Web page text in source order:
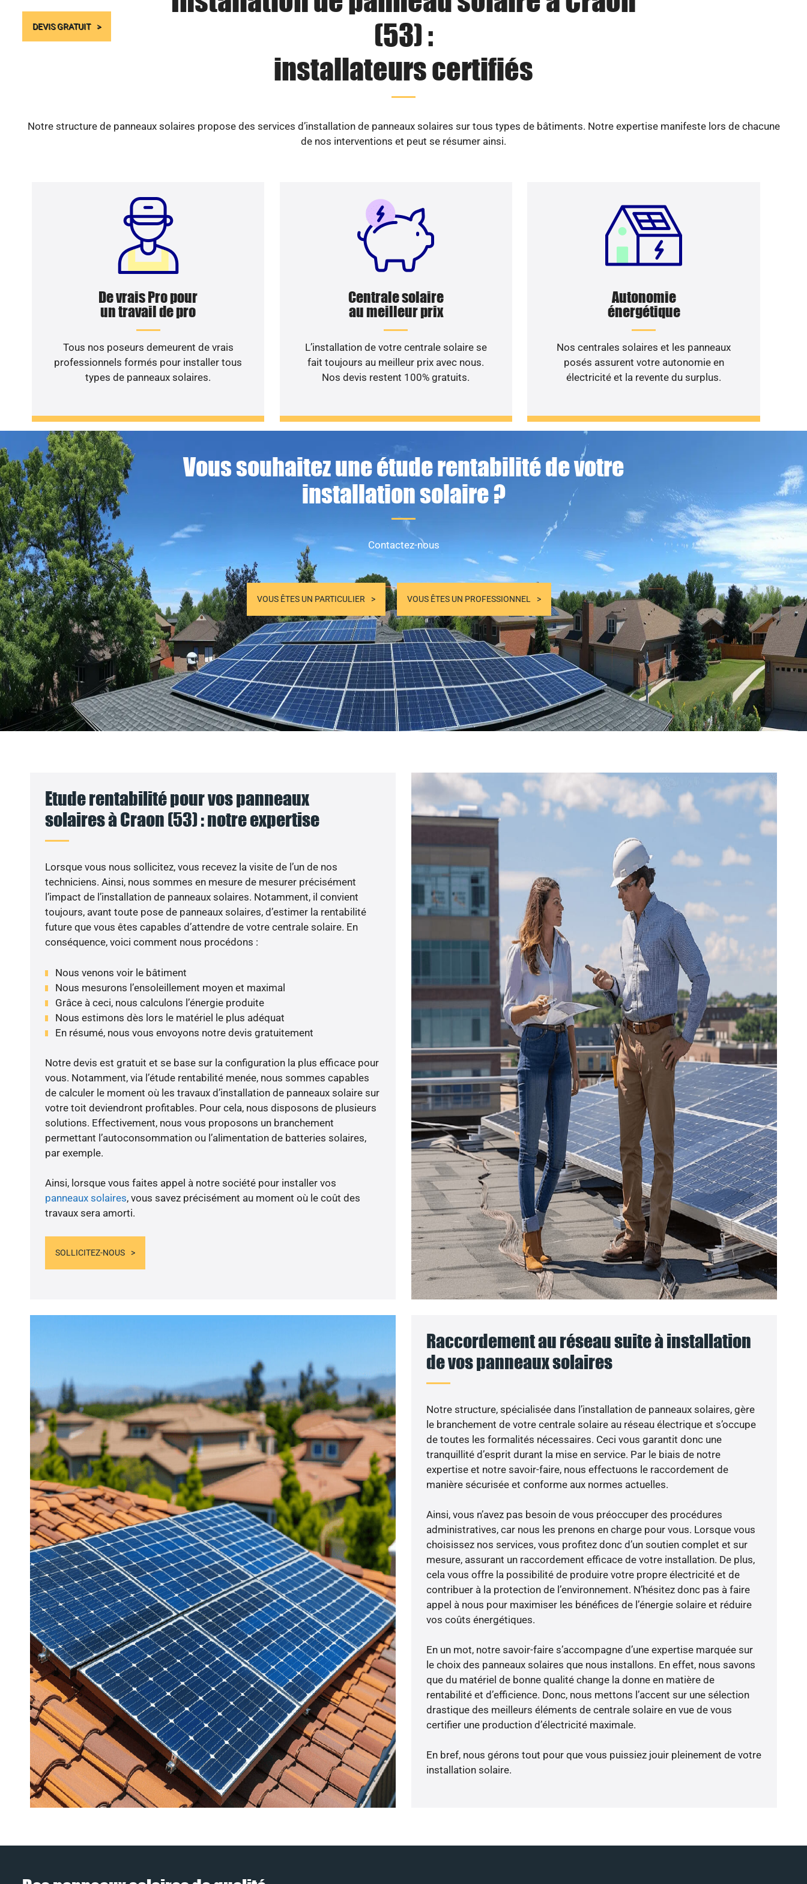
DEVIS GRATUIT
(53) :
installateurs certifiés
Notre structure de panneaux solaires propose des services d’installation de panneaux solaires sur tous types de bâtiments. Notre expertise manifeste lors de chacune
de nos interventions et peut se résumer ainsi.
De vrais Pro pour
un travail de pro
Tous nos poseurs demeurent de vrais
professionnels formés pour installer tous
types de panneaux solaires.
Centrale solaire
au meilleur prix
L’installation de votre centrale solaire se
fait toujours au meilleur prix avec nous.
Nos devis restent 100% gratuits.
Autonomie
énergétique
Nos centrales solaires et les panneaux
posés assurent votre autonomie en
électricité et la revente du surplus.
Vous souhaitez une étude rentabilité de votre
installation solaire ?
Contactez-nous
VOUS ÊTES UN PARTICULIER VOUS ÊTES UN PROFESSIONNEL
Etude rentabilité pour vos panneaux
solaires à Craon (53) : notre expertise
Lorsque vous nous sollicitez, vous recevez la visite de l’un de nos
techniciens. Ainsi, nous sommes en mesure de mesurer précisément
l’impact de l’installation de panneaux solaires. Notamment, il convient
toujours, avant toute pose de panneaux solaires, d’estimer la rentabilité
future que vous êtes capables d’attendre de votre centrale solaire. En
conséquence, voici comment nous procédons :
Nous venons voir le bâtiment
Nous mesurons l’ensoleillement moyen et maximal
Grâce à ceci, nous calculons l’énergie produite
Nous estimons dès lors le matériel le plus adéquat
En résumé, nous vous envoyons notre devis gratuitement
Notre devis est gratuit et se base sur la configuration la plus efficace pour
vous. Notamment, via l’étude rentabilité menée, nous sommes capables
de calculer le moment où les travaux d’installation de panneaux solaire sur
votre toit deviendront profitables. Pour cela, nous disposons de plusieurs
solutions. Effectivement, nous vous proposons un branchement
permettant l’autoconsommation ou l’alimentation de batteries solaires,
par exemple.
Ainsi, lorsque vous faites appel à notre société pour installer vos
panneaux solaires, vous savez précisément au moment où le coût des
travaux sera amorti.
SOLLICITEZ-NOUS
Raccordement au réseau suite à installation
de vos panneaux solaires
Notre structure, spécialisée dans l’installation de panneaux solaires, gère
le branchement de votre centrale solaire au réseau électrique et s’occupe
de toutes les formalités nécessaires. Ceci vous garantit donc une
tranquillité d’esprit durant la mise en service. Par le biais de notre
expertise et notre savoir-faire, nous effectuons le raccordement de
manière sécurisée et conforme aux normes actuelles.
Ainsi, vous n’avez pas besoin de vous préoccuper des procédures
administratives, car nous les prenons en charge pour vous. Lorsque vous
choisissez nos services, vous profitez donc d’un soutien complet et sur
mesure, assurant un raccordement efficace de votre installation. De plus,
cela vous offre la possibilité de produire votre propre électricité et de
contribuer à la protection de l’environnement. N’hésitez donc pas à faire
appel à nous pour maximiser les bénéfices de l’énergie solaire et réduire
vos coûts énergétiques.
En un mot, notre savoir-faire s’accompagne d’une expertise marquée sur
le choix des panneaux solaires que nous installons. En effet, nous savons
que du matériel de bonne qualité change la donne en matière de
rentabilité et d’efficience. Donc, nous mettons l’accent sur une sélection
drastique des meilleurs éléments de centrale solaire en vue de vous
certifier une production d’électricité maximale.
En bref, nous gérons tout pour que vous puissiez jouir pleinement de votre
installation solaire.